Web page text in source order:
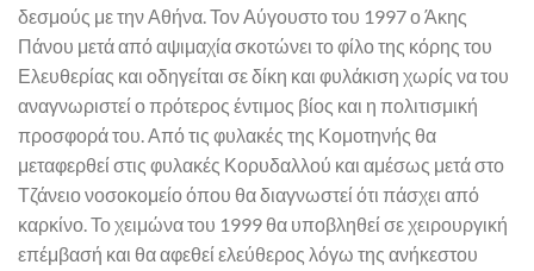
δεσμούς με την Αθήνα. Τον Αύγουστο του 1997 ο Άκης
Πάνου μετά από αψιμαχία σκοτώνει το φίλο της κόρης του
Ελευθερίας και οδηγείται σε δίκη και φυλάκιση χωρίς να του
αναγνωριστεί ο πρότερος έντιμος βίος και η πολιτισμική
προσφορά του. Από τις φυλακές της Κομοτηνής θα
μεταφερθεί στις φυλακές Κορυδαλλού και αμέσως μετά στο
Τζάνειο νοσοκομείο όπου θα διαγνωστεί ότι πάσχει από
καρκίνο. Το χειμώνα του 1999 θα υποβληθεί σε χειρουργική
επέμβασή και θα αφεθεί ελεύθερος λόγω της ανήκεστου